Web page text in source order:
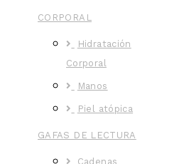
CORPORAL
Hidratación
Corporal
Manos
Piel atópica
GAFAS DE LECTURA
Cadenas